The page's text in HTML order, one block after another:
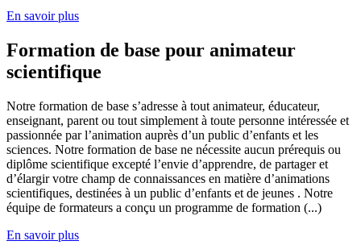
En savoir plus
Formation de base pour animateur
scientifique
Notre formation de base s’adresse à tout animateur, éducateur,
enseignant, parent ou tout simplement à toute personne intéressée et
passionnée par l’animation auprès d’un public d’enfants et les
sciences. Notre formation de base ne nécessite aucun prérequis ou
diplôme scientifique excepté l’envie d’apprendre, de partager et
d’élargir votre champ de connaissances en matière d’animations
scientifiques, destinées à un public d’enfants et de jeunes . Notre
équipe de formateurs a conçu un programme de formation (...)
En savoir plus